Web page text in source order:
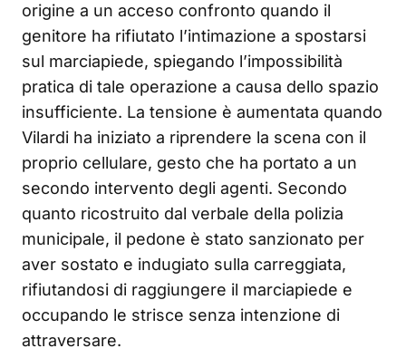
origine a un acceso confronto quando il
genitore ha rifiutato l’intimazione a spostarsi
sul marciapiede, spiegando l’impossibilità
pratica di tale operazione a causa dello spazio
insufficiente. La tensione è aumentata quando
Vilardi ha iniziato a riprendere la scena con il
proprio cellulare, gesto che ha portato a un
secondo intervento degli agenti. Secondo
quanto ricostruito dal verbale della polizia
municipale, il pedone è stato sanzionato per
aver sostato e indugiato sulla carreggiata,
rifiutandosi di raggiungere il marciapiede e
occupando le strisce senza intenzione di
attraversare.